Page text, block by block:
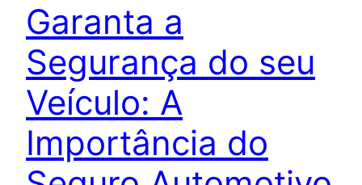
Garanta a
Segurança do seu
Veículo: A
Importância do